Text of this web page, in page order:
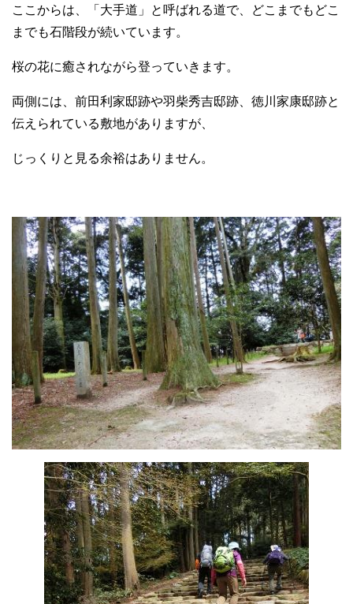
ここからは、「大手道」と呼ばれる道で、どこまでもどこ
までも石階段が続いています。
桜の花に癒されながら登っていきます。
両側には、前田利家邸跡や羽柴秀吉邸跡、徳川家康邸跡と
伝えられている敷地がありますが、
じっくりと見る余裕はありません。